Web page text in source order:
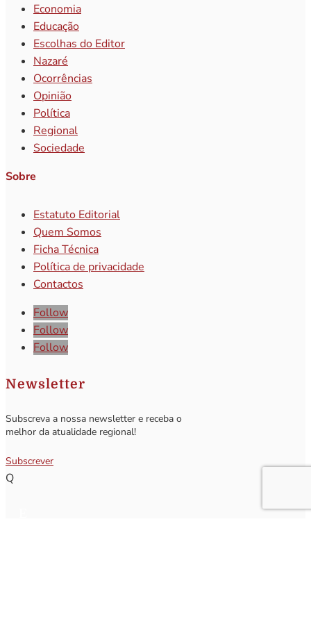
Economia
Educação
Escolhas do Editor
Nazaré
Ocorrências
Opinião
Política
Regional
Sociedade
Sobre
Estatuto Editorial
Quem Somos
Ficha Técnica
Política de privacidade
Contactos
Follow
Follow
Follow
Newsletter
Subscreva a nossa newsletter e receba o
melhor da atualidade regional!
Subscrever
Q